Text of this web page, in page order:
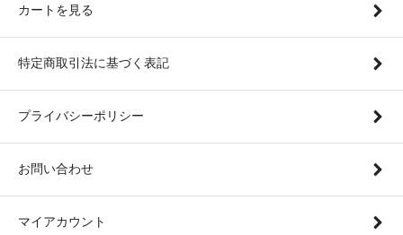
カートを見る
特定商取引法に基づく表記
プライバシーポリシー
お問い合わせ
マイアカウント